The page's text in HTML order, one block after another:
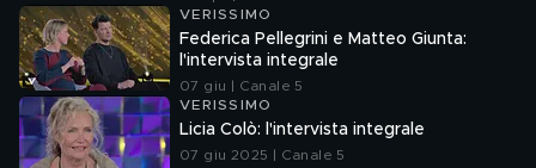
VERISSIMO
Federica Pellegrini e Matteo Giunta:
l'intervista integrale
07 giu | Canale 5
VERISSIMO
Licia Colò: l'intervista integrale
07 giu 2025 | Canale 5